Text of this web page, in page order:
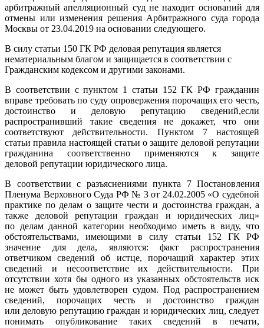
арбитражный апелляционный суд не находит оснований для
отмены или изменения решения Арбитражного суда города
Москвы от 23.04.2019 на основании следующего.
В силу статьи 150 ГК РФ деловая репутация является
нематериальным благом и защищается в соответствии с
Гражданским кодексом и другими законами.
В соответствии с пунктом 1 статьи 152 ГК РФ гражданин
вправе требовать по суду опровержения порочащих его честь,
достоинство и деловую репутацию сведений,если
распространивший такие сведения не докажет, что они
соответствуют действительности. Пунктом 7 настоящей
статьи правила настоящей статьи о защите деловой репутации
гражданина соответственно применяются к защите
деловой репутации юридического лица.
В соответствии с разъяснениями пункта 7 Постановления
Пленума Верховного Суда РФ № 3 от 24.02.2005 «О судебной
практике по делам о защите чести и достоинства граждан, а
также деловой репутации граждан и юридических лиц»
по делам данной категории необходимо иметь в виду, что
обстоятельствами, имеющими в силу статьи 152 ГК РФ
значение для дела, являются: факт распространения
ответчиком сведений об истце, порочащий характер этих
сведений и несоответствие их действительности. При
отсутствии хотя бы одного из указанных обстоятельств иск
не может быть удовлетворен судом. Под распространением
сведений, порочащих честь и достоинство граждан
или деловую репутацию граждан и юридических лиц, следует
понимать опубликование таких сведений в печати,